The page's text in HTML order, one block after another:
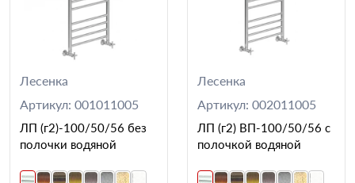
Лесенка
Артикул: 001011005
ЛП (г2)-100/50/56 без
полочки водяной
Лесенка
Артикул: 002011005
ЛП (г2) ВП-100/50/56 с
полочкой водяной